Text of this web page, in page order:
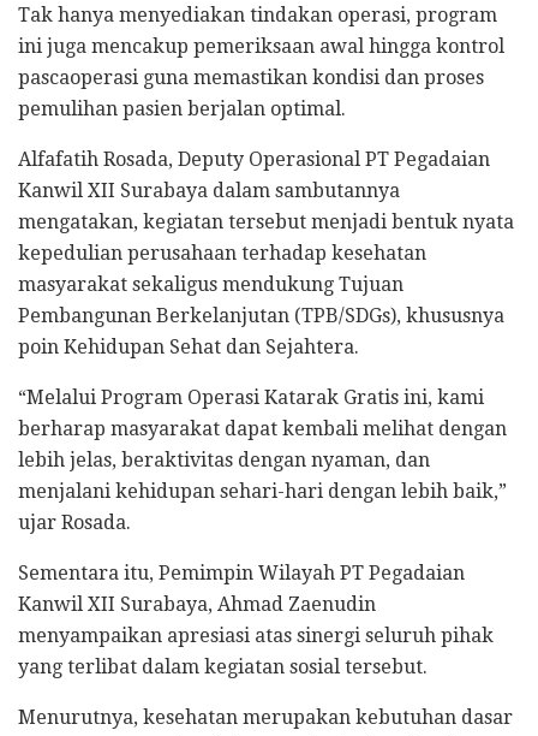
Tak hanya menyediakan tindakan operasi, program
ini juga mencakup pemeriksaan awal hingga kontrol
pascaoperasi guna memastikan kondisi dan proses
pemulihan pasien berjalan optimal.
Alfafatih Rosada, Deputy Operasional PT Pegadaian
Kanwil XII Surabaya dalam sambutannya
mengatakan, kegiatan tersebut menjadi bentuk nyata
kepedulian perusahaan terhadap kesehatan
masyarakat sekaligus mendukung Tujuan
Pembangunan Berkelanjutan (TPB/SDGs), khususnya
poin Kehidupan Sehat dan Sejahtera.
“Melalui Program Operasi Katarak Gratis ini, kami
berharap masyarakat dapat kembali melihat dengan
lebih jelas, beraktivitas dengan nyaman, dan
menjalani kehidupan sehari-hari dengan lebih baik,”
ujar Rosada.
Sementara itu, Pemimpin Wilayah PT Pegadaian
Kanwil XII Surabaya, Ahmad Zaenudin
menyampaikan apresiasi atas sinergi seluruh pihak
yang terlibat dalam kegiatan sosial tersebut.
Menurutnya, kesehatan merupakan kebutuhan dasar